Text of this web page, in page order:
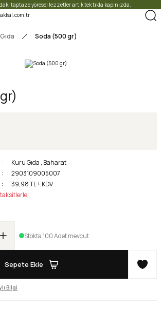
taptaze yöresel lezzetler artık tek tıkla kapınızda.
Soda (500 gr)
Kuru Gıda , Baharat
2903109005007
39,98 TL + KDV
Stokta 100 Adet mevcut
Sepete Ekle
Bilgi